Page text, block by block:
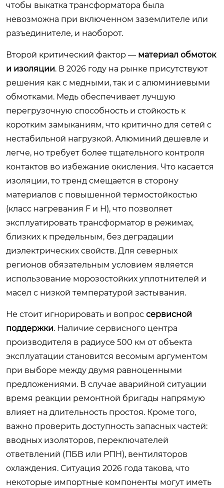
чтобы выкатка трансформатора была
невозможна при включенном заземлителе или
разъединителе, и наоборот.
Второй критический фактор — материал обмоток
и изоляции. В 2026 году на рынке присутствуют
решения как с медными, так и с алюминиевыми
обмотками. Медь обеспечивает лучшую
перегрузочную способность и стойкость к
коротким замыканиям, что критично для сетей с
нестабильной нагрузкой. Алюминий дешевле и
легче, но требует более тщательного контроля
контактов во избежание окисления. Что касается
изоляции, то тренд смещается в сторону
материалов с повышенной термостойкостью
(класс нагревания F и H), что позволяет
эксплуатировать трансформатор в режимах,
близких к предельным, без деградации
диэлектрических свойств. Для северных
регионов обязательным условием является
использование морозостойких уплотнителей и
масел с низкой температурой застывания.
Не стоит игнорировать и вопрос сервисной
поддержки. Наличие сервисного центра
производителя в радиусе 500 км от объекта
эксплуатации становится весомым аргументом
при выборе между двумя равноценными
предложениями. В случае аварийной ситуации
время реакции ремонтной бригады напрямую
влияет на длительность простоя. Кроме того,
важно проверить доступность запасных частей:
вводных изоляторов, переключателей
ответвлений (ПБВ или РПН), вентиляторов
охлаждения. Ситуация 2026 года такова, что
некоторые импортные компоненты могут иметь